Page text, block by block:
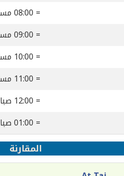
= 08:00 مساءً
= 09:00 مساءً
= 10:00 مساءً
= 11:00 مساءً
= 12:00 صباحاً
= 01:00 صباحاً
المقارنة